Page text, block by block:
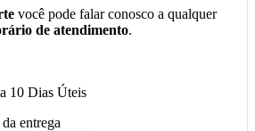
você pode falar conosco a qualquer
de atendimento.
10 Dias Úteis
entrega